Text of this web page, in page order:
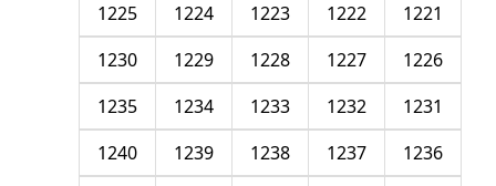
1221
1222
1223
1224
1225
1226
1227
1228
1229
1230
1231
1232
1233
1234
1235
1236
1237
1238
1239
1240